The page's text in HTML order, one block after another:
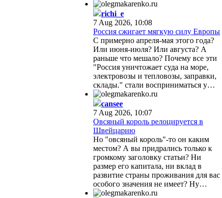
richi_e
7 Aug 2026, 10:08
Россия сжигает мягкую силу Европы
С примерно апреля-мая этого года?
Или июня-июля? Или августа? А
раньше что мешало? Почему все эти
"Россия уничтожает суда на море,
электровозы и тепловозы, заправки,
склады." стали восприниматься у…
cansee
7 Aug 2026, 10:07
Овсяный король релоцируется в
Швейцарию
Но "овсяный король"-то он каким
местом? А вы придрались только к
громкому заголовку статьи? Ни
размер его капитала, ни вклад в
развитие страны проживания для вас
особого значения не имеет? Ну…